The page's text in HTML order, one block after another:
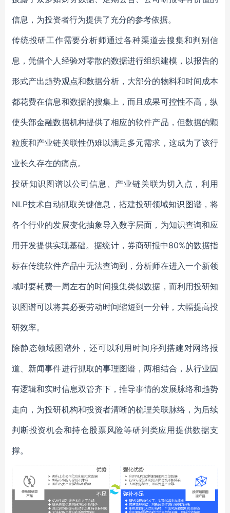
信息，为投资者行为提供了充分的参考依据。
传统投研工作需要分析师通过各种渠道去搜集和判别信
息，凭借个人经验对零散的数据进行组织建模，以报告的
形式产出趋势观点和数据分析，大部分的物料和时间成本
都花费在信息和数据的搜集上，而且成果可控性不高，纵
使头部金融数据机构提供了相应的软件产品，但数据的颗
粒度和产业链关联性仍难以满足多元需求，这成为了该行
业长久存在的痛点。
投研知识图谱以公司信息、产业链关联为切入点，利用
NLP技术自动抓取关键信息，搭建投研领域知识图谱，将
各个行业的发展变化抽象导入数字层面，为知识查询和应
用开发提供实现基础。据统计，券商研报中80%的数据指
标在传统软件产品中无法查询到，分析师在进入一个新领
域时要耗费一周左右的时间搜集类似数据，而利用投研知
识图谱可以将其必要劳动时间缩短到一分钟，大幅提高投
研效率。
除静态领域图谱外，还可以利用时间序列搭建对网络报
道、新闻事件进行抓取的事理图谱，两相结合，从行业固
有逻辑和实时信息双管齐下，推导事情的发展脉络和趋势
走向，为投研机构和投资者清晰的梳理关联脉络，为后续
判断投资机会和持仓股票风险等研判类应用提供数据支
撑。